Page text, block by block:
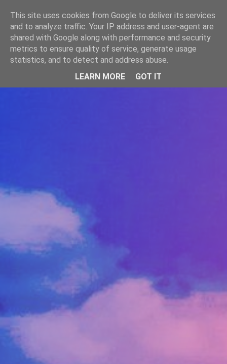
WWW.GAZISTI.RO
This site uses cookies from Google to deliver its services
and to analyze traffic. Your IP address and user-agent are
shared with Google along with performance and security
metrics to ensure quality of service, generate usage
statistics, and to detect and address abuse.
LEARN MORE
GOT IT